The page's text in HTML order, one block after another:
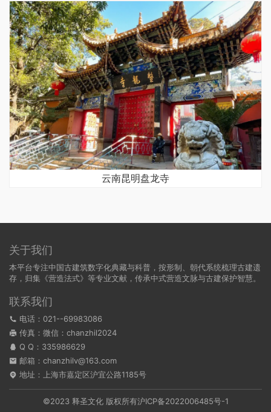
云南昆明盘龙寺
关于我们
本平台专注中国古建筑数字化典藏与科普，按形制、朝代系统梳理古建遗
存，归集《营造法式》等专业文献，传承中式营造文脉与古建保护智慧。
联系我们
电话：021--69983086
传真：微信：chanzhil2024
Q Q： 335986629
邮箱：chanzhilv@163.com
地址：上海市嘉定区沪宜公路1185号
©2023 释圣文化 版权所有沪ICP备2022006485号-1